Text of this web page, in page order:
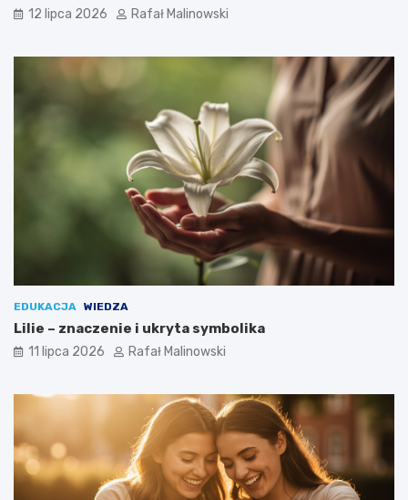
12 lipca 2026 Rafał Malinowski
EDUKACJA WIEDZA
Lilie – znaczenie i ukryta symbolika
11 lipca 2026 Rafał Malinowski